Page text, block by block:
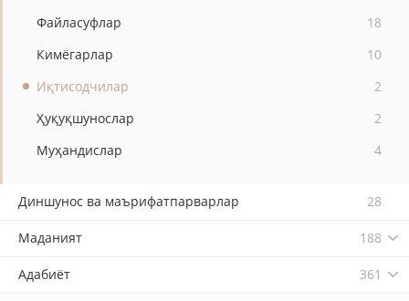
Файласуфлар
18
Кимёгарлар
10
Иқтисодчилар
2
Ҳуқуқшунослар
2
Муҳандислар
4
Диншунос ва маърифатпарварлар 28
Маданият 188
Адабиёт 361